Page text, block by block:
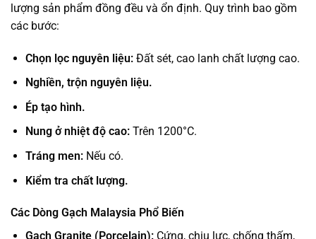
lượng sản phẩm đồng đều và ổn định. Quy trình bao gồm
các bước:
Chọn lọc nguyên liệu:Đất sét, cao lanh chất lượng cao.
Nghiền, trộn nguyên liệu.
Ép tạo hình.
Nung ở nhiệt độ cao:Trên 1200°C.
Tráng men:Nếu có.
Kiểm tra chất lượng.
Các Dòng Gạch Malaysia Phổ Biến
Gạch Granite (Porcelain):Cứng, chịu lực, chống thấm,